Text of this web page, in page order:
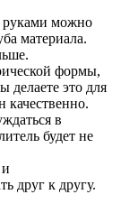
руками можно
материала.
формы,
делаете это для
качественно.
в
будет не
друг к другу.